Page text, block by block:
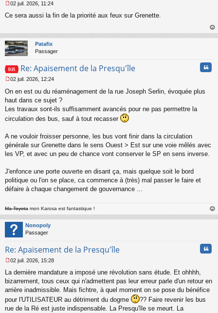
e
a
g
e
o
n
l
u
02 juil. 2026, 11:24
Ce sera aussi la fin de la priorité aux feux sur Grenette.
au
Patafix
Passager
Re: Apaisement de la Presqu'île
e
s
g
n
o
l
02 juil. 2026, 12:24
On en est ou du réaménagement de la rue Joseph Serlin, évoquée plus
haut dans ce sujet ?
Les travaux sont-ils suffisamment avancés pour ne pas permettre la
circulation des bus, sauf à tout recasser
A ne vouloir froisser personne, les bus vont finir dans la circulation
générale sur Grenette dans le sens Ouest > Est sur une voie mêlés avec
les VP, et avec un peu de chance vont conserver le SP en sens inverse.
J'enfonce une porte ouverte en disant ça, mais quelque soit le bord
politique ou l'on se place, ca commence à (très) mal passer le faire et
défaire à chaque changement de gouvernance ...
Ma Toyota mon Karosa est fantastique !
au
Nonopoly
Passager
Re: Apaisement de la Presqu'île
e
s
s
g
e
02 juil. 2026, 15:28
La dernière mandature a imposé une révolution sans étude. Et ohhhh,
bizarrement, tous ceux qui n'admettent pas leur erreur parle d'un retour en
arrière inadmissible. Mais fichtre, à quel moment on se pose du bénéfice
pour l'UTILISATEUR au détriment du dogme
?? Faire revenir les bus
rue de la Ré est juste indispensable. La Presqu'île se meurt. La